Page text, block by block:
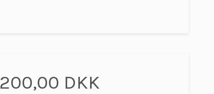
200,00 DKK